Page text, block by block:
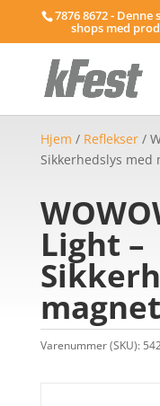
7876 8672 -
shops med
Hjem / Reflekser/
Sikkerhedslys med
Light –
Varenummer (SKU):